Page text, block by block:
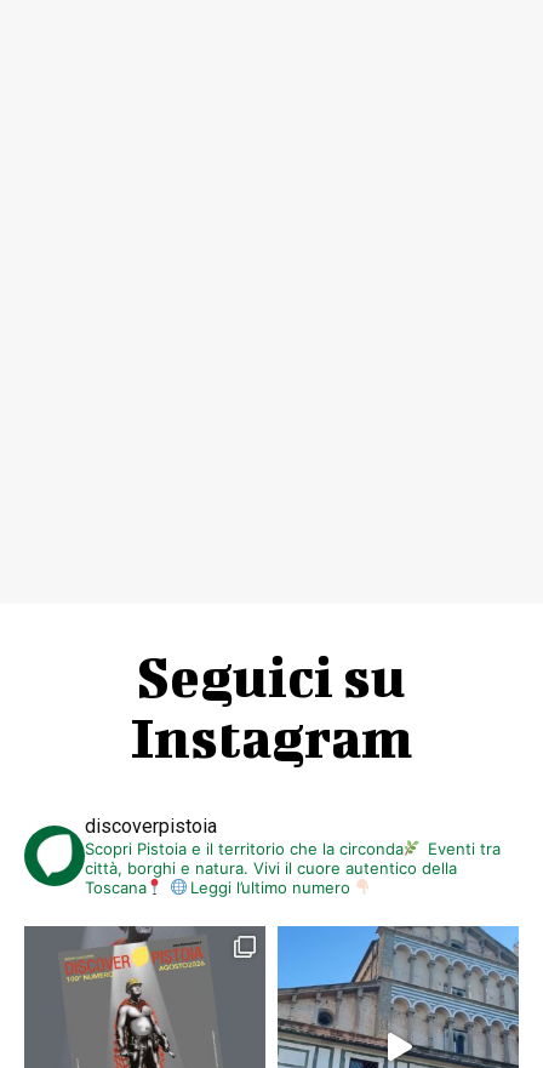
Seguici su
Instagram
discoverpistoia
Scopri Pistoia e il territorio che la circonda
Eventi tra
città, borghi e natura. Vivi il cuore autentico della
Toscana
Leggi l’ultimo numero